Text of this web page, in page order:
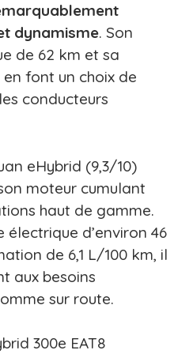
dynamisme. Son
de 62 km et sa
en font un choix de
conducteurs
eHybrid (9,3/10)
moteur cumulant
haut de gamme.
électrique d’environ 46
de 6,1 L/100 km, il
aux besoins
sur route.
300e EAT8